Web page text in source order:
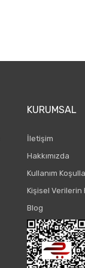
KURUMSAL
İletişim
Hakkımızda
Kullanım
Kişisel Verilerin
Blog